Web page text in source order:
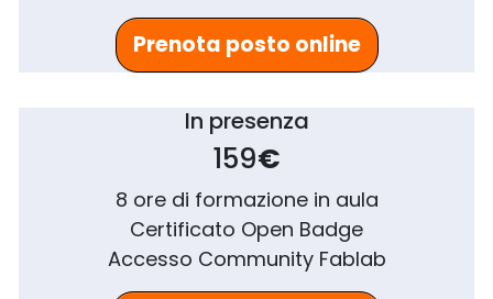
Prenota posto online
In presenza
159€
8 ore di formazione in aula
Certificato Open Badge
Accesso Community Fablab